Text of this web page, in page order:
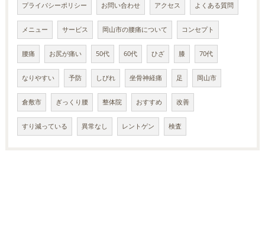
プライバシーポリシー お問い合わせ アクセス よくある質問
メニュー サービス 岡山市の腰痛について コンセプト
腰痛 お尻が痛い 50代 60代 ひざ 膝 70代
なりやすい 予防 しびれ 坐骨神経痛 足 岡山市
倉敷市 ぎっくり腰 整体院 おすすめ 改善
すり減っている 異常なし レントゲン 検査